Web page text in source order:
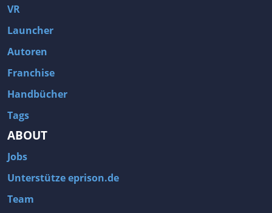
VR
Launcher
Autoren
Franchise
Handbücher
Tags
ABOUT
Jobs
Unterstütze eprison.de
Team